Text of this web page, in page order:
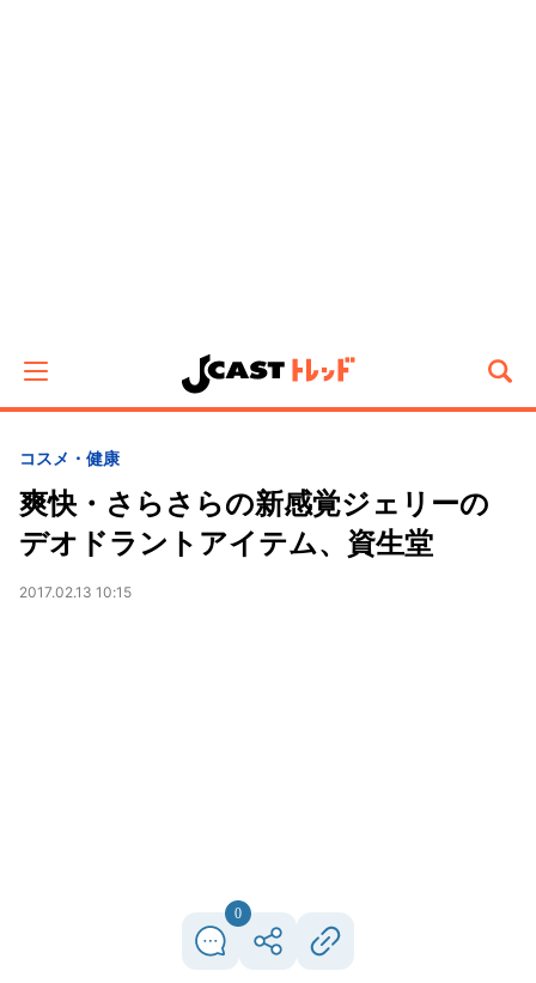
コスメ・健康
爽快・さらさらの新感覚ジェリーの
デオドラントアイテム、資生堂
2017.02.13 10:15
0